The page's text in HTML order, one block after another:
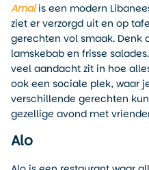
Amalis een modern
ziet er verzorgd uit en op
gerechten vol smaak. Denk
lamskebab en frisse
veel aandacht zit in hoe
ook een sociale plek, waar
verschillende gerechten
gezellige avond met
Alo